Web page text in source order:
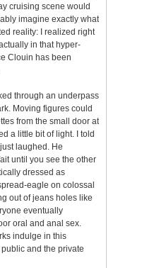
cruising scene would
imagine exactly what
reality: I realized right
in that hyper-
Clouin has been
through an underpass
Moving figures could
from the small door at
a little bit of light. I told
laughed. He
until you see the other
dressed as
eagle on colossal
out of jeans holes like
eventually
oral and anal sex.
indulge in this
and the private